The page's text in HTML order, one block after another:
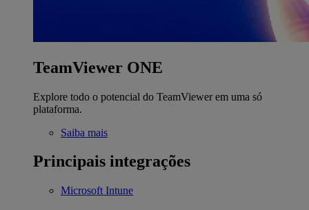
TeamViewer ONE
Explore todo o potencial do TeamViewer em uma só
plataforma.
Saiba mais
Principais integrações
Microsoft Intune